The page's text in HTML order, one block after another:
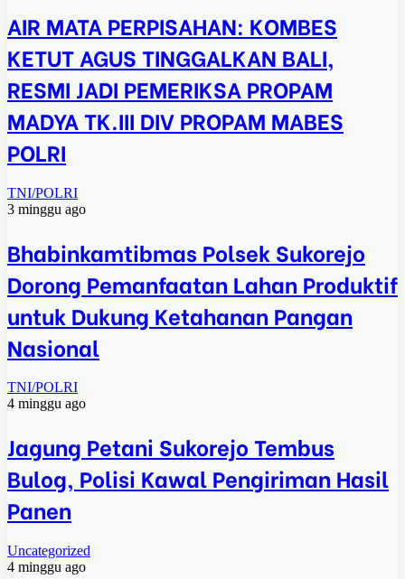
AIR MATA PERPISAHAN: KOMBES
KETUT AGUS TINGGALKAN BALI,
RESMI JADI PEMERIKSA PROPAM
MADYA TK.III DIV PROPAM MABES
POLRI
TNI/POLRI
3 minggu ago
Bhabinkamtibmas Polsek Sukorejo
Dorong Pemanfaatan Lahan Produktif
untuk Dukung Ketahanan Pangan
Nasional
TNI/POLRI
4 minggu ago
Jagung Petani Sukorejo Tembus
Bulog, Polisi Kawal Pengiriman Hasil
Panen
Uncategorized
4 minggu ago